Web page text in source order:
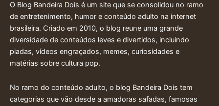
O Blog Bandeira Dois é um site que se consolidou no ramo
de entretenimento, humor e conteúdo adulto na internet
brasileira. Criado em 2010, o blog reune uma grande
diversidade de conteúdos leves e divertidos, incluindo
piadas, vídeos engraçados, memes, curiosidades e
matérias sobre cultura pop.
No ramo do conteúdo adulto, o blog Bandeira Dois tem
categorias que vão desde a amadoras safadas, famosas